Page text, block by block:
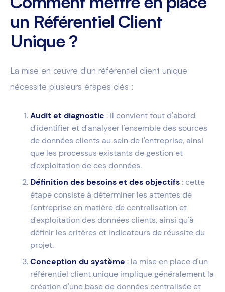
un Référentiel Client
Unique ?
La mise en œuvre d'un référentiel client unique
nécessite plusieurs étapes clés :
Audit et diagnostic : il convient tout d'abord
d'identifier et d'analyser l'ensemble des sources
de données clients au sein de l'entreprise, ainsi
que les processus existants de gestion et
d'exploitation de ces données.
Définition des besoins et des objectifs: cette
étape consiste à déterminer les attentes de
l'entreprise en matière de centralisation et
d'exploitation des données clients, ainsi qu'à
définir les critères et indicateurs de réussite du
projet.
Conception du système : la mise en place d'un
référentiel client unique implique généralement la
création d'une base de données centralisée et